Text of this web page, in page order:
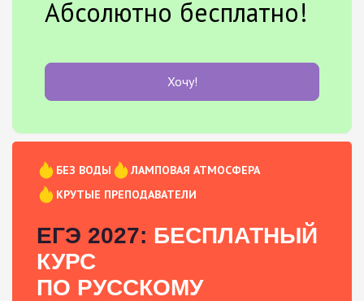
Абсолютно бесплатно!
Хочу!
БЕЗ ВОДЫ
ЛАМПОВАЯ АТМОСФЕРА
КРУТЫЕ ПРЕПОДАВАТЕЛИ
ЕГЭ 2027: БЕСПЛАТНЫЙ
КУРС
ПО РУССКОМУ